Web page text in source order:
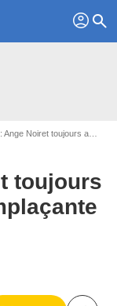
profil search
toujours absent, qui est sa remplaçante ?
toujours